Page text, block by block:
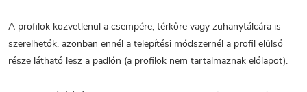
A profilok közvetlenül a csempére, térkőre vagy zuhanytálcára is
szerelhetők, azonban ennél a telepítési módszernél a profil elülső
része látható lesz a padlón (a profilok nem tartalmaznak előlapot).